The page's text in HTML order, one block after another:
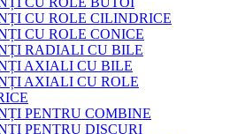
CU ROLE CILINDRICE
CU ROLE CONICE
RADIALI CU BILE
AXIALI CU BILE
AXIALI CU ROLE
PENTRU COMBINE
PENTRU DISCURI